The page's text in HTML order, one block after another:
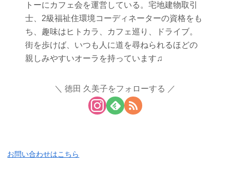
トーにカフェ会を運営している。宅地建物取引
士、2級福祉住環境コーディネーターの資格をも
ち、趣味はヒトカラ、カフェ巡り、ドライブ。
街を歩けば、いつも人に道を尋ねられるほどの
親しみやすいオーラを持っています♫
徳田 久美子をフォローする
お問い合わせはこちら